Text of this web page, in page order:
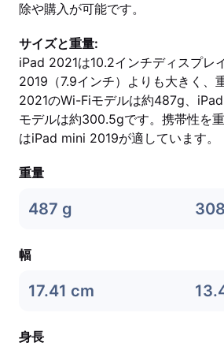
除や購入が可能です。
サイズと重量:
iPad 2021は10.2インチディスプレ
2019（7.9インチ）よりも大きく、
2021のWi-Fiモデルは約487g、
モデルは約300.5gです。携帯性を
はiPad mini 2019が適しています。
重量
487 g
幅
17.41 cm
身長